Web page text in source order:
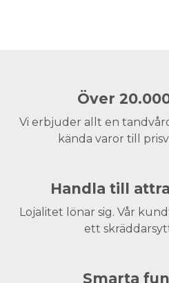
Över
Vi erbjuder allt en
kända varor till
Handla till
Lojalitet lönar sig. Vår
ett
Smarta